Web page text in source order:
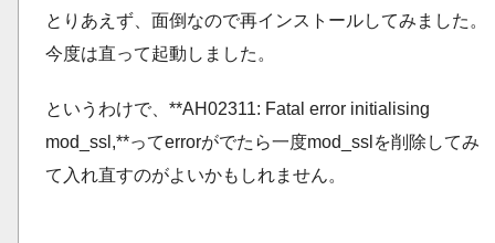
とりあえず、面倒なので再インストールしてみました。
今度は直って起動しました。
というわけで、**AH02311: Fatal error initialising
mod_ssl,**ってerrorがでたら一度mod_sslを削除してみ
て入れ直すのがよいかもしれません。